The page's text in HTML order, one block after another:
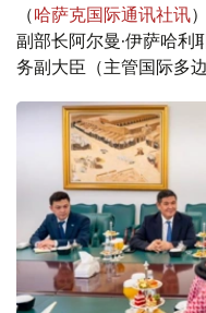
（哈萨克国际通讯社讯
副部长阿尔曼·伊萨哈
务副大臣（主管国际多